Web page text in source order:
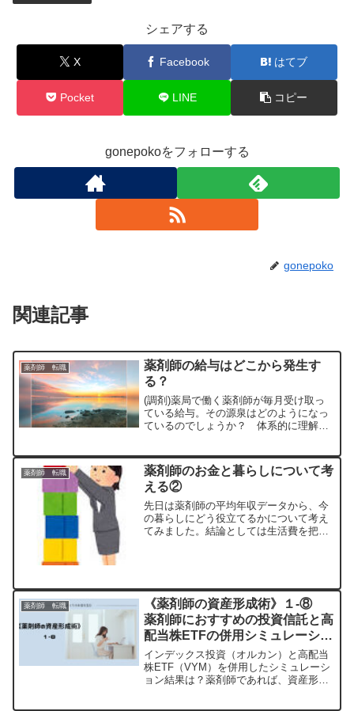
シェアする
X Facebook はてブ
Pocket LINE コピー
gonepokoをフォローする
gonepoko
関連記事
薬剤師 転職
薬剤師の給与はどこから発生す
る？
(調剤)薬局で働く薬剤師が毎月受け取っ
ている給与。その源泉はどのようになっ
ているのでしょうか？ 体系的に理解し
かりやすく解説します！給与の元を生み
出しているのは？会社か...
薬剤師 転職
薬剤師のお金と暮らしについて考
える②
先日は薬剤師の平均年収データから、今
の暮らしにどう役立てるかについて考え
てみました。結論としては生活費を把握
薬剤師 転職
《薬剤師の資産形成術》１-⑧
薬剤師におすすめの投資信託と高
配当株ETFの併用シミュレーショ
ン
インデックス投資（オルカン）と高配当
株ETF（VYM）を併用したシミュレーシ
ョン結果は？薬剤師であれば、資産形成